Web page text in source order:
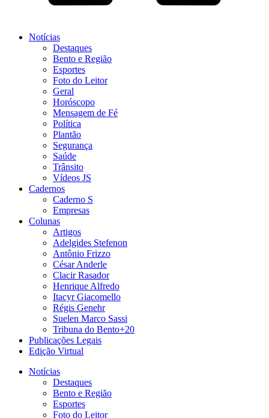
Notícias
Destaques
Bento e Região
Esportes
Foto do Leitor
Geral
Horóscopo
Mensagem de Fé
Política
Plantão
Segurança
Saúde
Trânsito
Vídeos JS
Cadernos
Caderno S
Empresas
Colunas
Artigos
Adelgides Stefenon
Antônio Frizzo
César Anderle
Clacir Rasador
Henrique Alfredo
Itacyr Giacomello
Régis Genehr
Suelen Marco Sassi
Tribuna do Bento+20
Publicações Legais
Edição Virtual
Notícias
Destaques
Bento e Região
Esportes
Foto do Leitor